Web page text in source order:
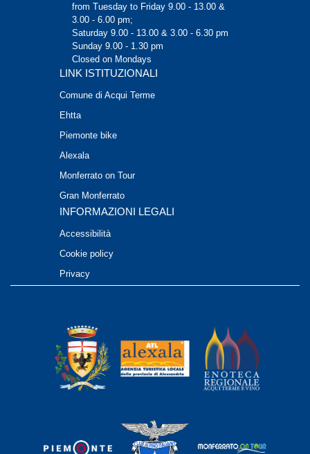
from Tuesday to Friday 9.00 - 13.00 &
3.00 - 6.00 pm;
Saturday 9.00 - 13.00 & 3.00 - 6.30 pm
Sunday 9.00 - 1.30 pm
Closed on Mondays
LINK ISTITUZIONALI
Comune di Acqui Terme
Ehtta
Piemonte bike
Alexala
Monferrato on Tour
Gran Monferrato
INFORMAZIONI LEGALI
Accessibilità
Cookie policy
Privacy